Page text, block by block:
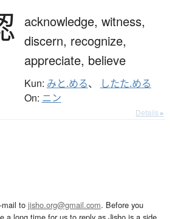
acknowledge, witness,
discern, recognize,
appreciate, believe
Kun: みと.める、 したた.める
On: ニン
Details ▸
mail to jisho.org@gmail.com. Before you